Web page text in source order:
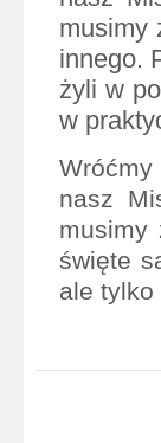
musimy
innego.
żyli w
w
nasz
musimy
święte
ale tylko